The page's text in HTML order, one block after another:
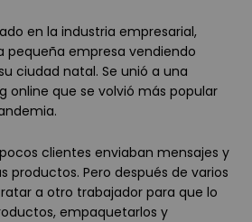
en la industria empresarial,
pequeña empresa vendiendo
ciudad natal. Se unió a una
online que se volvió más popular
clientes enviaban mensajes y
productos. Pero después de varios
a otro trabajador para que lo
empaquetarlos y